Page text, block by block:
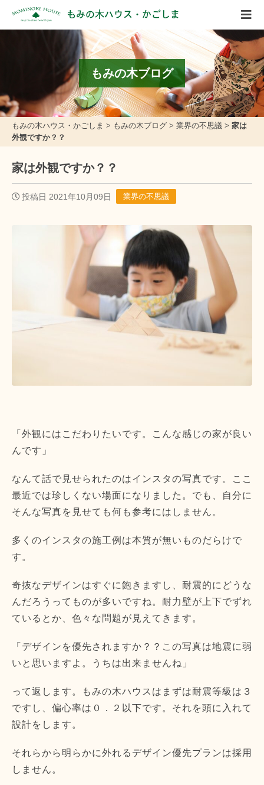
もみの木ハウス・かごしま
もみの木ブログ
もみの木ハウス・かごしま > もみの木ブログ > 業界の不思議 > 家は
外観ですか？？
家は外観ですか？？
投稿日 2021年10月09日 業界の不思議
「外観にはこだわりたいです。こんな感じの家が良い
んです」
なんて話で見せられたのはインスタの写真です。ここ
最近では珍しくない場面になりました。でも、自分に
そんな写真を見せても何も参考にはしません。
多くのインスタの施工例は本質が無いものだらけで
す。
奇抜なデザインはすぐに飽きますし、耐震的にどうな
んだろうってものが多いですね。耐力壁が上下でずれ
ているとか、色々な問題が見えてきます。
「デザインを優先されますか？？この写真は地震に弱
いと思いますよ。うちは出来ませんね」
って返します。もみの木ハウスはまずは耐震等級は３
ですし、偏心率は０．２以下です。それを頭に入れて
設計をします。
それらから明らかに外れるデザイン優先プランは採用
しません。